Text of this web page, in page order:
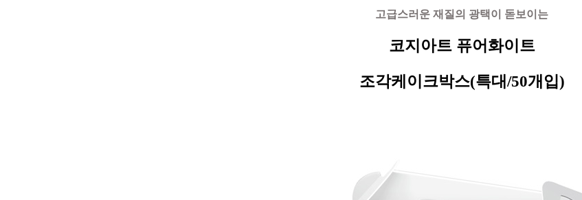
고급스러운 재질의 광택이 돋보이는
코지아트 퓨어화이트
조각케이크박스(특대/50개입)